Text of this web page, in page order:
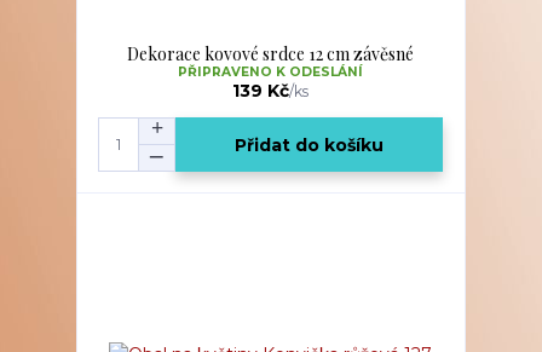
Dekorace kovové srdce 12 cm závěsné
139 Kč/ks
PŘIPRAVENO K ODESLÁNÍ
Přidat do košíku